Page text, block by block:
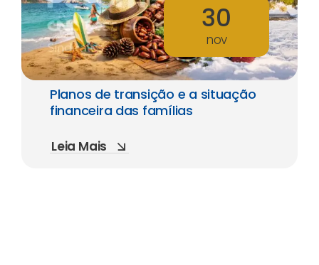
30
nov
Planos de transição e a situação
financeira das famílias
Leia Mais